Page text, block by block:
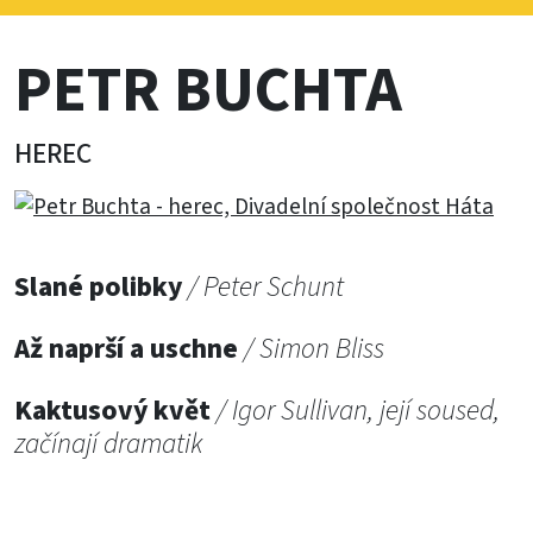
PETR BUCHTA
HEREC
Slané polibky/ Peter Schunt
Až naprší a uschne/ Simon Bliss
Kaktusový květ/ Igor Sullivan, její soused,
začínají dramatik